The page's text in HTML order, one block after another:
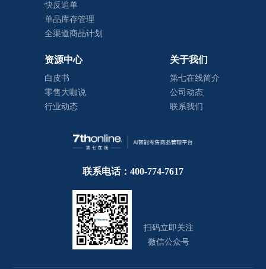
快反追单
单品库存管理
全渠道商品计划
资源中心
白皮书
零售大咖说
行业动态
关于我们
第七在线简介
公司动态
联系我们
联系电话：400-774-7617
扫码立即关注
微信公众号